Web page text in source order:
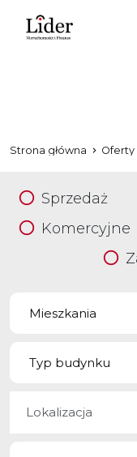
Strona główna Oferty
Sprzedaż
Komercyjne